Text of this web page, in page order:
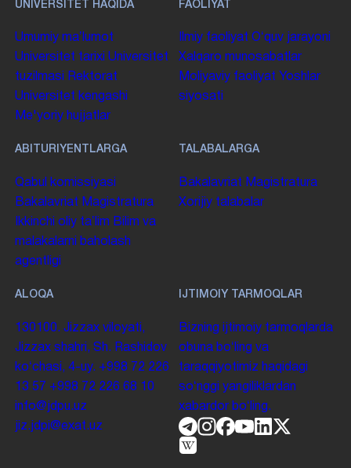
UNIVERSITET HAQIDA
Umumiy maʼlumot
Universitet tarixi Universitet
tuzilmasi
Rektorat
Universitet kengashi
Me'yoriy hujjatlar
FAOLIYAT
Ilmiy faoliyat Oʻquv jarayoni
Xalqaro munosabatlar
Moliyaviy faoliyat Yoshlar
siyosati
ABITURIYENTLARGA
Qabul komissiyasi
Bakalavriat Magistratura
Ikkinchi oliy taʼlim Bilim va
malakalarni baholash
agentligi
TALABALARGA
Bakalavriat Magistratura
Xorijiy talabalar
ALOQA
130100. Jizzax viloyati,
Jizzax shahri, Sh. Rashidov
koʻchasi, 4-uy. +998 72 226
13 57 +998 72 226 68 10
info@jdpu.uz
jiz.jdpi@exat.uz
IJTIMOIY TARMOQLAR
Bizning ijtimoiy tarmoqlarda
obuna boʻling va
taraqqiyotimiz haqidagi
soʻnggi yangiliklardan
xabardor boʻling.